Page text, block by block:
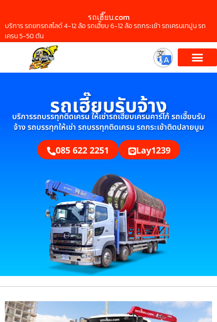
รถเฮี๊ยบ.com
บริการ รถยกรถสไลด์ 4-12 ล้อ รถเฮี๊ยบ 6-12 ล้อ รถกระเช้า รถเครนเทปูน รถ
เครน 5-50 ตัน
รถเฮี๊ยบรับจ้าง
บริการรถบรรทุกติดเครน ให้เช่ารถเฮี๊ยบเครนคาร์โก้ รถเฮี๊ยบรับ
จ้าง รถบรรทุกให้เช่า รถบรรทุกติดเครน รถกระเช้าติดปลายบูม
085 622 2251 Lay1239